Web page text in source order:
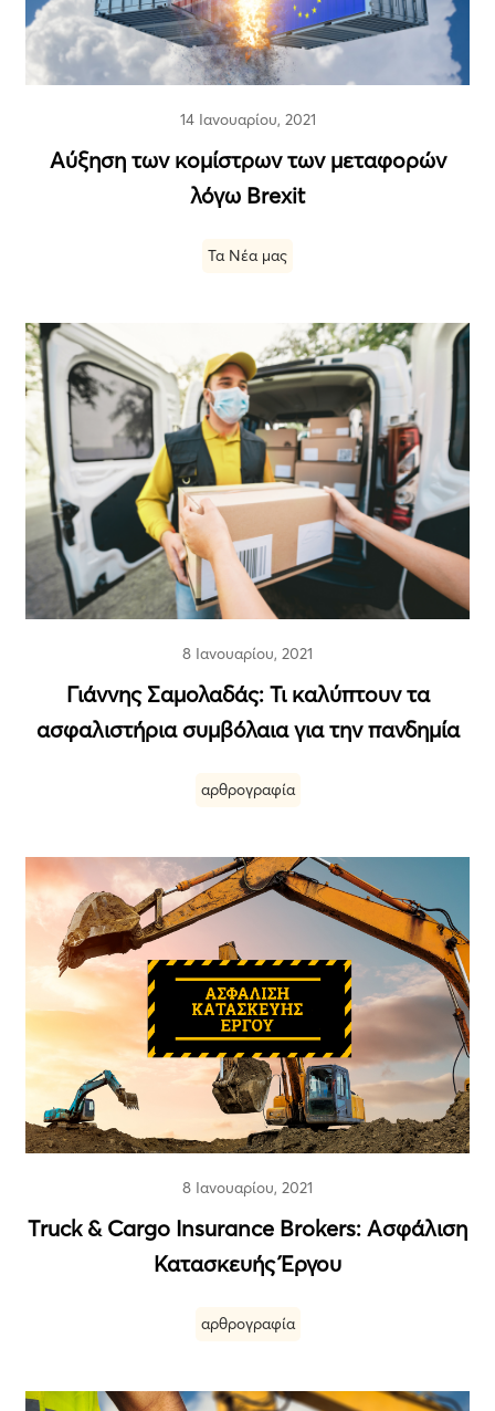
14 Ιανουαρίου, 2021
Αύξηση των κομίστρων των μεταφορών
λόγω Brexit
Τα Νέα μας
8 Ιανουαρίου, 2021
Γιάννης Σαμολαδάς: Τι καλύπτουν τα
ασφαλιστήρια συμβόλαια για την πανδημία
αρθρογραφία
8 Ιανουαρίου, 2021
Τruck & Cargo Insurance Brokers: Ασφάλιση
Κατασκευής Έργου
αρθρογραφία